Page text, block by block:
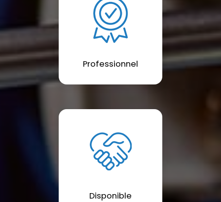
Professionnel
Disponible